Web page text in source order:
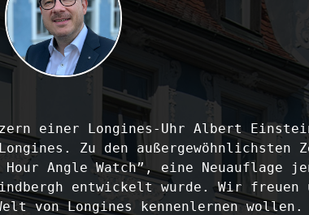
einer Longines-Uhr Albert
Zu den außergewöhnlichsten
Angle Watch”, eine Neuauflage
entwickelt wurde. Wir freuen
von Longines kennenlernen wollen.